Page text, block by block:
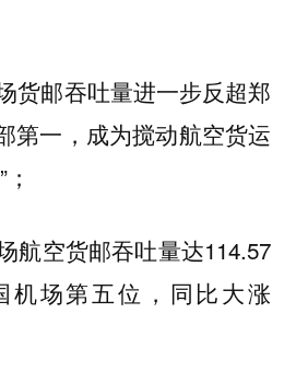
货邮吞吐量进一步反超郑
第一，成为搅动航空货运
航空货邮吞吐量达114.57
机场第五位，同比大涨